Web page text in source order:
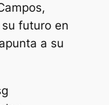
futuro en
a su